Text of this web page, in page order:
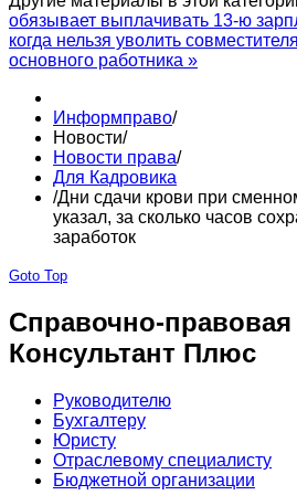
обязывает выплачивать 13-ю
когда нельзя уволить
основного работника »
Информправо/
Новости/
Новости права/
Для Кадровика
/Дни сдачи крови при
указал, за сколько часов
заработок
Goto Top
Справочно-правовая
Консультант Плюс
Руководителю
Бухгалтеру
Юристу
Отраслевому специалисту
Бюджетной организации